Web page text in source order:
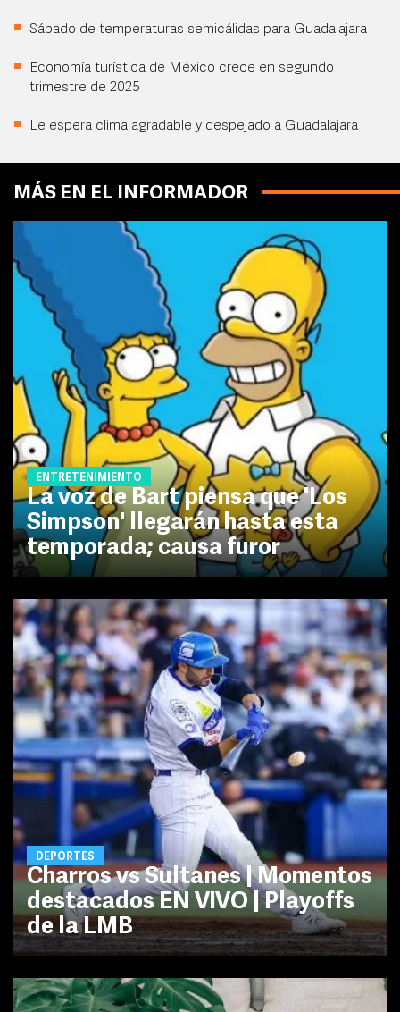
Sábado de temperaturas semicálidas para Guadalajara
Economía turística de México crece en segundo
trimestre de 2025
Le espera clima agradable y despejado a Guadalajara
MÁS EN EL INFORMADOR
ENTRETENIMIENTO
La voz de Bart piensa que 'Los
Simpson' llegarán hasta esta
temporada; causa furor
DEPORTES
Charros vs Sultanes | Momentos
destacados EN VIVO | Playoffs
de la LMB